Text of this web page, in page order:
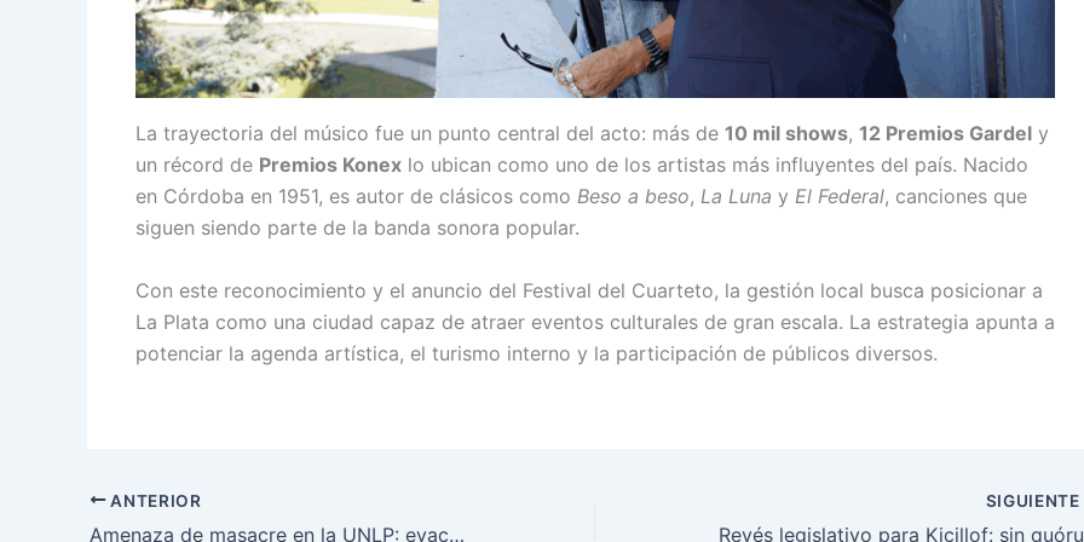
La trayectoria del músico fue un punto central del acto: más de 10 mil shows, 12 Premios Gardel y
un récord de Premios Konex lo ubican como uno de los artistas más influyentes del país. Nacido
en Córdoba en 1951, es autor de clásicos como Beso a beso, La Luna y El Federal, canciones que
siguen siendo parte de la banda sonora popular.
Con este reconocimiento y el anuncio del Festival del Cuarteto, la gestión local busca posicionar a
La Plata como una ciudad capaz de atraer eventos culturales de gran escala. La estrategia apunta a
potenciar la agenda artística, el turismo interno y la participación de públicos diversos.
ANTERIOR
Amenaza de masacre en la UNLP: evacuación en Artes y una red extremista bajo la lupa
SIGUIENTE